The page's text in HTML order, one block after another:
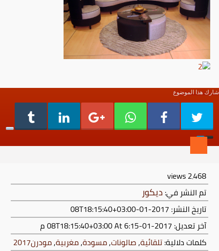
شارك هذا الموضوع
2٬468views
تم النشر في: ديكور
تاريخ النشر: 2017-01-08T18:15:40+03:00
آخر تعديل: 2017-01-08T18:15:40+03:00
At 6:15 م
كلمات دلالية:تلقائية,صالونات,مسودة,مغربية,مودرن2017